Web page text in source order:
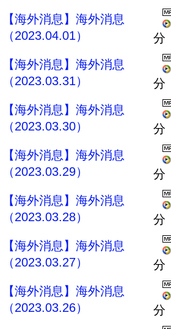
【海外消息】海外消息
（2023.04.01）
分
【海外消息】海外消息
（2023.03.31）
分
【海外消息】海外消息
（2023.03.30）
分
【海外消息】海外消息
（2023.03.29）
分
【海外消息】海外消息
（2023.03.28）
分
【海外消息】海外消息
（2023.03.27）
分
【海外消息】海外消息
（2023.03.26）
分